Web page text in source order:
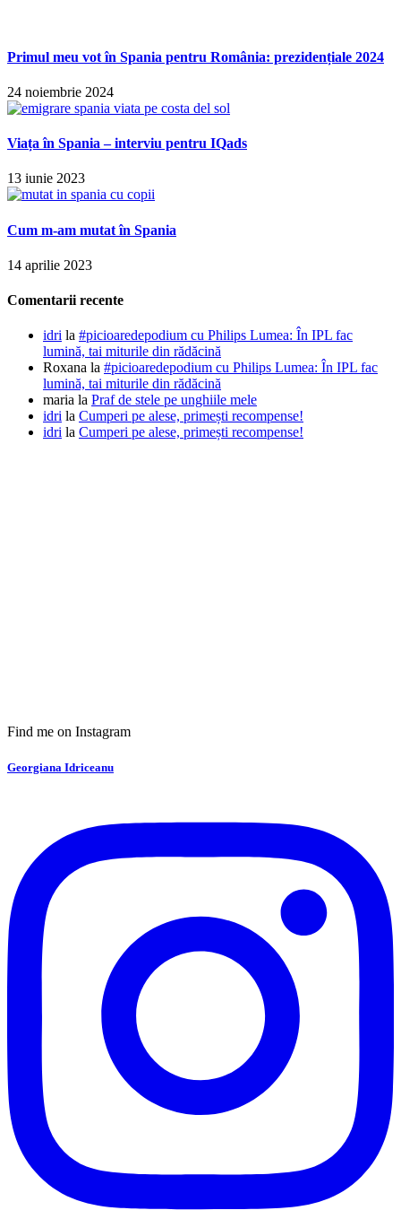
Primul meu vot în Spania pentru România: prezidențiale 2024
24 noiembrie 2024
Viața în Spania – interviu pentru IQads
13 iunie 2023
Cum m-am mutat în Spania
14 aprilie 2023
Comentarii recente
idri la #picioaredepodium cu Philips Lumea: În IPL fac
lumină, tai miturile din rădăcină
Roxana la #picioaredepodium cu Philips Lumea: În IPL fac
lumină, tai miturile din rădăcină
maria la Praf de stele pe unghiile mele
idri la Cumperi pe alese, primești recompense!
idri la Cumperi pe alese, primești recompense!
Find me on Instagram
Georgiana Idriceanu